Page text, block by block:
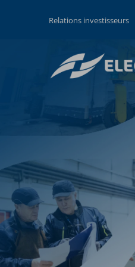
Relations investisseurs